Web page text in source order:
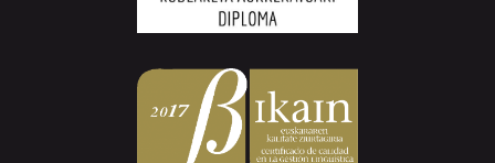
Aiurri.eus - Erroitz BM